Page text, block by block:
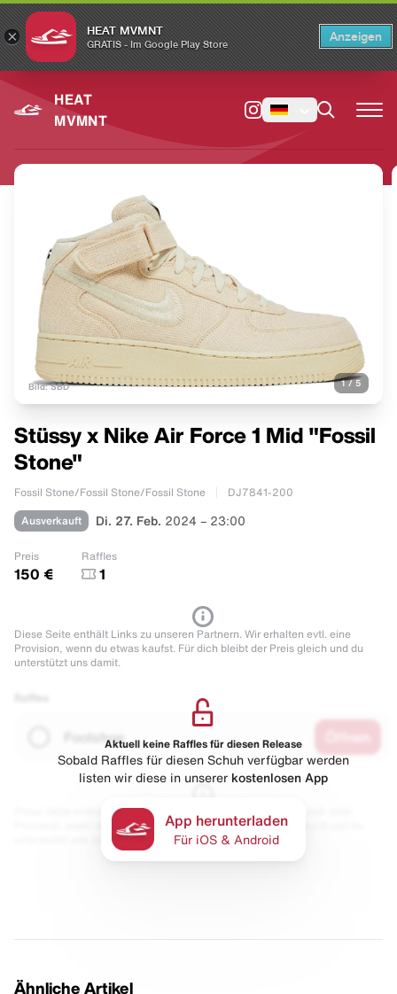
× HEAT MVMNT
GRATIS - Im Google Play Store
Anzeigen
HEAT
MVMNT
Bild: SBD 1/ 5
Stüssy x Nike Air Force 1 Mid "Fossil
Stone"
Fossil Stone/Fossil Stone/Fossil Stone DJ7841-200
Ausverkauft Di. 27. Feb. 2024 – 23:00
Preis
150 €
Raffles
1
Diese Seite enthält Links zu unseren Partnern. Wir erhalten evtl. eine
Provision, wenn du etwas kaufst. Für dich bleibt der Preis gleich und du
unterstützt uns damit.
Footshop
Diese Seite enthält Links zu unseren Partnern. Wir erhalten evtl. eine
Provision, wenn du etwas kaufst. Für dich bleibt der Preis gleich und du
unterstützt uns damit.
Aktuell keine Raffles für diesen Release
Sobald Raffles für diesen Schuh verfügbar werden
listen wir diese in unserer kostenlosen App
App herunterladen
Für iOS & Android
Ähnliche Artikel
Switch to the English version? Switch ×